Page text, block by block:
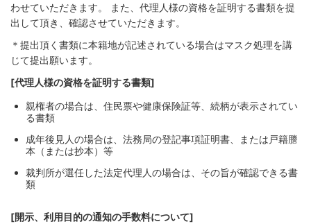
わせていただきます。 また、代理人様の資格を証明する書類を提
出して頂き、確認させていただきます。
＊提出頂く書類に本籍地が記述されている場合はマスク処理を講
じて提出願います。
[代理人様の資格を証明する書類]
親権者の場合は、住民票や健康保険証等、続柄が表示されてい
る書類
成年後見人の場合は、法務局の登記事項証明書、または戸籍謄
本（または抄本）等
裁判所が選任した法定代理人の場合は、その旨が確認できる書
類
[開示、利用目的の通知の手数料について]